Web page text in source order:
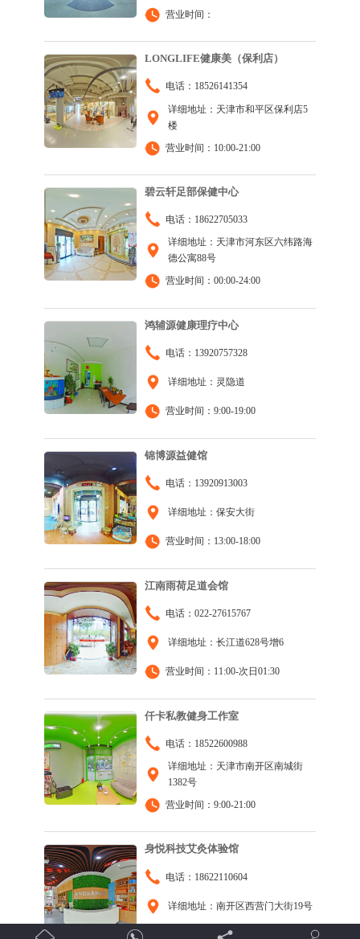
营业时间：
LONGLIFE健康美（保利店）
电话：18526141354
详细地址：天津市和平区保利店5
楼
营业时间：10:00-21:00
碧云轩足部保健中心
电话：18622705033
详细地址：天津市河东区六纬路海
德公寓88号
营业时间：00:00-24:00
鸿辅源健康理疗中心
电话：13920757328
详细地址：灵隐道
营业时间：9:00-19:00
锦博源益健馆
电话：13920913003
详细地址：保安大街
营业时间：13:00-18:00
江南雨荷足道会馆
电话：022-27615767
详细地址：长江道628号增6
营业时间：11:00-次日01:30
仟卡私教健身工作室
电话：18522600988
详细地址：天津市南开区南城街
1382号
营业时间：9:00-21:00
身悦科技艾灸体验馆
电话：18622110604
详细地址：南开区西营门大街19号
营业时间：9:00-19:00